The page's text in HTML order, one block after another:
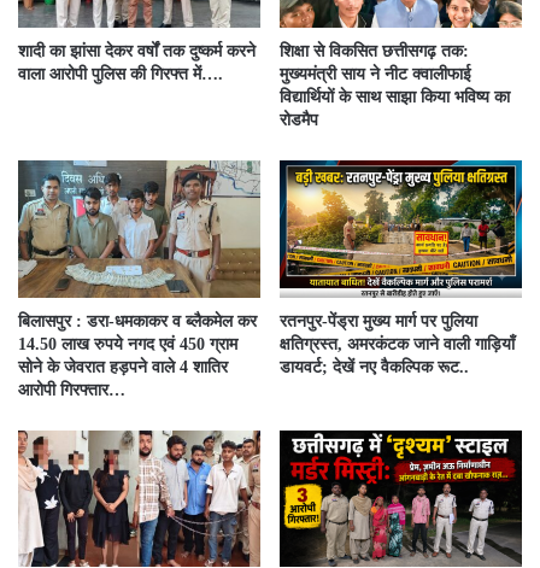
शादी का झांसा देकर वर्षों तक दुष्कर्म करने
वाला आरोपी पुलिस की गिरफ्त में….
शिक्षा से विकसित छत्तीसगढ़ तक:
मुख्यमंत्री साय ने नीट क्वालीफाई
विद्यार्थियों के साथ साझा किया भविष्य का
रोडमैप
बिलासपुर : डरा-धमकाकर व ब्लैकमेल कर
14.50 लाख रुपये नगद एवं 450 ग्राम
सोने के जेवरात हड़पने वाले 4 शातिर
आरोपी गिरफ्तार…
रतनपुर-पेंड्रा मुख्य मार्ग पर पुलिया
क्षतिग्रस्त, अमरकंटक जाने वाली गाड़ियाँ
डायवर्ट; देखें नए वैकल्पिक रूट..